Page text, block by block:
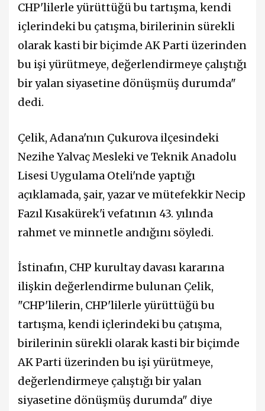
CHP'lilerle yürüttüğü bu tartışma, kendi
içlerindeki bu çatışma, birilerinin sürekli
olarak kasti bir biçimde AK Parti üzerinden
bu işi yürütmeye, değerlendirmeye çalıştığı
bir yalan siyasetine dönüşmüş durumda"
dedi.
Çelik, Adana'nın Çukurova ilçesindeki
Nezihe Yalvaç Mesleki ve Teknik Anadolu
Lisesi Uygulama Oteli'nde yaptığı
açıklamada, şair, yazar ve mütefekkir Necip
Fazıl Kısakürek'i vefatının 43. yılında
rahmet ve minnetle andığını söyledi.
İstinafın, CHP kurultay davası kararına
ilişkin değerlendirme bulunan Çelik,
"CHP'lilerin, CHP'lilerle yürüttüğü bu
tartışma, kendi içlerindeki bu çatışma,
birilerinin sürekli olarak kasti bir biçimde
AK Parti üzerinden bu işi yürütmeye,
değerlendirmeye çalıştığı bir yalan
siyasetine dönüşmüş durumda" diye